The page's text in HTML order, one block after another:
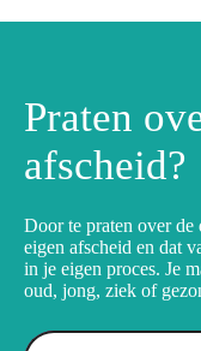
Praten
afscheid?
Door te praten over
eigen afscheid en dat
in je eigen proces. Je
oud, jong, ziek of
Naam